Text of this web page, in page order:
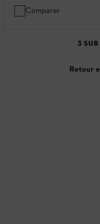
Comparer
3 SUR
Retour